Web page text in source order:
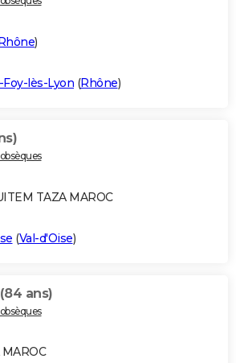
)
Foy-lès-Lyon (Rhône)
TAZA MAROC
(Val-d'Oise)
(84 ans)
MAROC